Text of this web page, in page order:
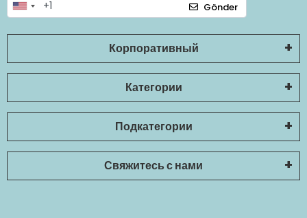
Gönder
Корпоративный
Категории
Подкатегории
Свяжитесь с нами